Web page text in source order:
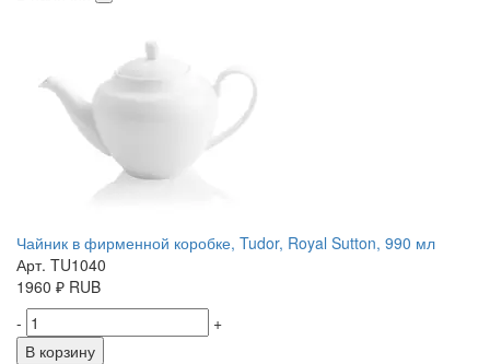
Чайник в фирменной коробке, Tudor, Royal Sutton, 990 мл
Арт. TU1040
1960 ₽ RUB
-
+
В корзину